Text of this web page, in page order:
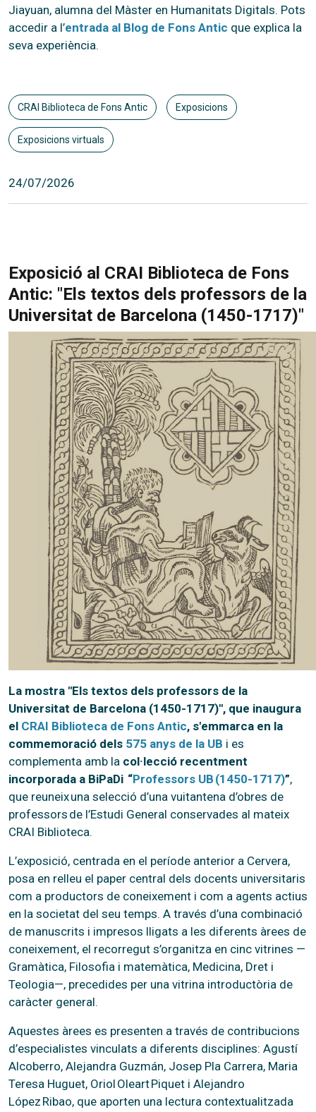
Jiayuan, alumna del Màster en Humanitats Digitals. Pots
accedir a l’entrada al Blog de Fons Antic que explica la
seva experiència.
CRAI Biblioteca de Fons Antic Exposicions
Exposicions virtuals
24/07/2026
Exposició al CRAI Biblioteca de Fons
Antic: "Els textos dels professors de la
Universitat de Barcelona (1450-1717)"
La mostra "Els textos dels professors de la
Universitat de Barcelona (1450-1717)", que inaugura
el CRAI Biblioteca de Fons Antic, s'emmarca en la
commemoració dels 575 anys de la UB i es
complementa amb la col·lecció recentment
incorporada a BiPaDi “Professors UB (1450-1717)”,
que reuneix una selecció d’una vuitantena d’obres de
professors de l’Estudi General conservades al mateix
CRAI Biblioteca.
L’exposició, centrada en el període anterior a Cervera,
posa en relleu el paper central dels docents universitaris
com a productors de coneixement i com a agents actius
en la societat del seu temps. A través d’una combinació
de manuscrits i impresos lligats a les diferents àrees de
coneixement, el recorregut s’organitza en cinc vitrines —
Gramàtica, Filosofia i matemàtica, Medicina, Dret i
Teologia—, precedides per una vitrina introductòria de
caràcter general.
Aquestes àrees es presenten a través de contribucions
d’especialistes vinculats a diferents disciplines: Agustí
Alcoberro, Alejandra Guzmán, Josep Pla Carrera, Maria
Teresa Huguet, Oriol Oleart Piquet i Alejandro
López Ribao, que aporten una lectura contextualitzada